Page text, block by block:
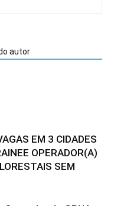
autor
EM 3 CIDADES
OPERADOR(A)
SEM